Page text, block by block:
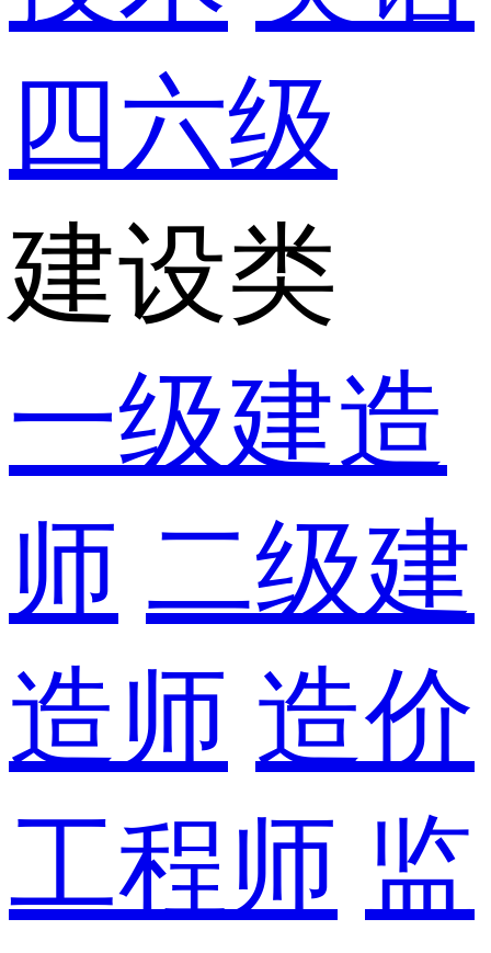
四六级
建设类
一级建造
师 二级建
造师 造价
工程师 监